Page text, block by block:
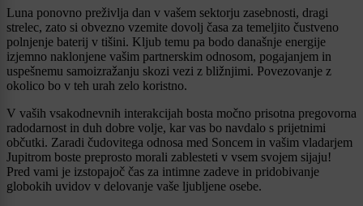
Luna ponovno preživlja dan v vašem sektorju zasebnosti, dragi
strelec, zato si obvezno vzemite dovolj časa za temeljito čustveno
polnjenje baterij v tišini. Kljub temu pa bodo današnje energije
izjemno naklonjene vašim partnerskim odnosom, pogajanjem in
uspešnemu samoizražanju skozi vezi z bližnjimi. Povezovanje z
okolico bo v teh urah zelo koristno.
V vaših vsakodnevnih interakcijah bosta močno prisotna pregovorna
radodarnost in duh dobre volje, kar vas bo navdalo s prijetnimi
občutki. Zaradi čudovitega odnosa med Soncem in vašim vladarjem
Jupitrom boste preprosto morali zablesteti v vsem svojem sijaju!
Pred vami je izstopajoč čas za intimne zadeve in pridobivanje
globokih uvidov v delovanje vaše ljubljene osebe.